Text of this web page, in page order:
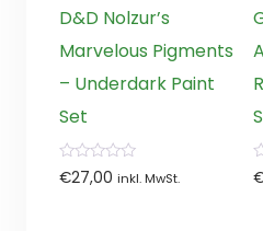
D&D Nolzur’s
Marvelous Pigments
– Underdark Paint
Set
0
von
€27,00 inkl. MwSt.
0